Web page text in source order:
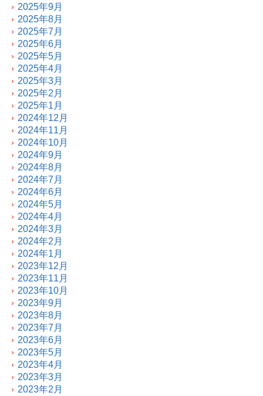
2025年9月
2025年8月
2025年7月
2025年6月
2025年5月
2025年4月
2025年3月
2025年2月
2025年1月
2024年12月
2024年11月
2024年10月
2024年9月
2024年8月
2024年7月
2024年6月
2024年5月
2024年4月
2024年3月
2024年2月
2024年1月
2023年12月
2023年11月
2023年10月
2023年9月
2023年8月
2023年7月
2023年6月
2023年5月
2023年4月
2023年3月
2023年2月